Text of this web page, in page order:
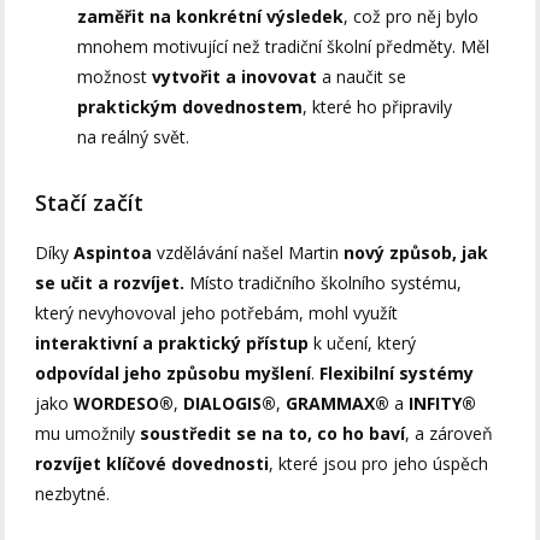
zaměřit na konkrétní výsledek, což pro něj bylo
mnohem motivující než tradiční školní předměty. Měl
možnostvytvořit a inovovat a naučit se
praktickým dovednostem, které ho připravily
na reálný svět.
Stačí začít
DíkyAspintoa vzdělávání našel Martin nový způsob, jak
se učit a rozvíjet. Místo tradičního školního systému,
který nevyhovoval jeho potřebám, mohl využít
interaktivní a praktický přístup k učení, který
odpovídal jeho způsobu myšlení. Flexibilní systémy
jakoWORDESO®, DIALOGIS®, GRAMMAX® a INFITY®
mu umožnily soustředit se na to, co ho baví, a zároveň
rozvíjet klíčové dovednosti, které jsou pro jeho úspěch
nezbytné.